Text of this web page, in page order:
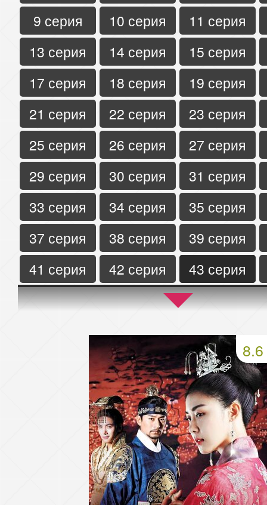
9 серия
10 серия
11 серия
13 серия
14 серия
15 серия
17 серия
18 серия
19 серия
21 серия
22 серия
23 серия
25 серия
26 серия
27 серия
29 серия
30 серия
31 серия
33 серия
34 серия
35 серия
37 серия
38 серия
39 серия
41 серия
42 серия
43 серия
45 серия
46 серия
47 серия
50 серия 51 серия
8.6